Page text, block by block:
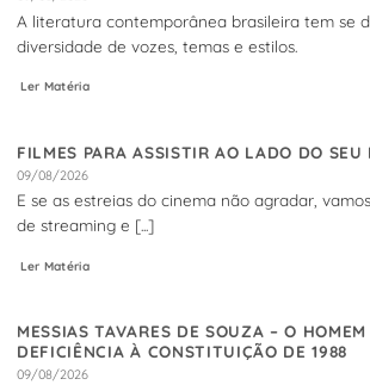
A literatura contemporânea brasileira tem se
diversidade de vozes, temas e estilos.
Ler Matéria
FILMES PARA ASSISTIR AO LADO DO SEU
09/08/2026
E se as estreias do cinema não agradar,
de streaming e [...]
Ler Matéria
MESSIAS TAVARES DE SOUZA – O
DEFICIÊNCIA À CONSTITUIÇÃO DE 1988
09/08/2026